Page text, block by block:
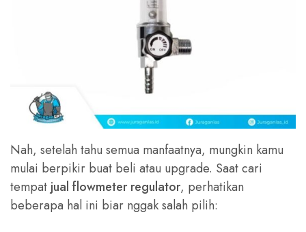
Nah, setelah tahu semua manfaatnya, mungkin kamu
mulai berpikir buat beli atau upgrade. Saat cari
tempat jual flowmeter regulator, perhatikan
beberapa hal ini biar nggak salah pilih: